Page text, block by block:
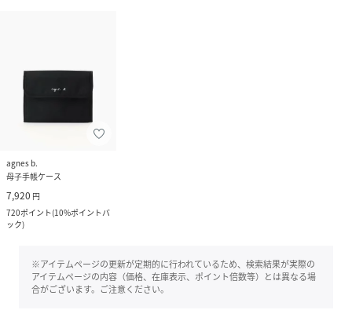
agnes b.
母子手帳ケース
7,920 円
720ポイント(10%ポイントバ
ック)
※アイテムページの更新が定期的に行われているため、検索結果が実際の
アイテムページの内容（価格、在庫表示、ポイント倍数等）とは異なる場
合がございます。ご注意ください。